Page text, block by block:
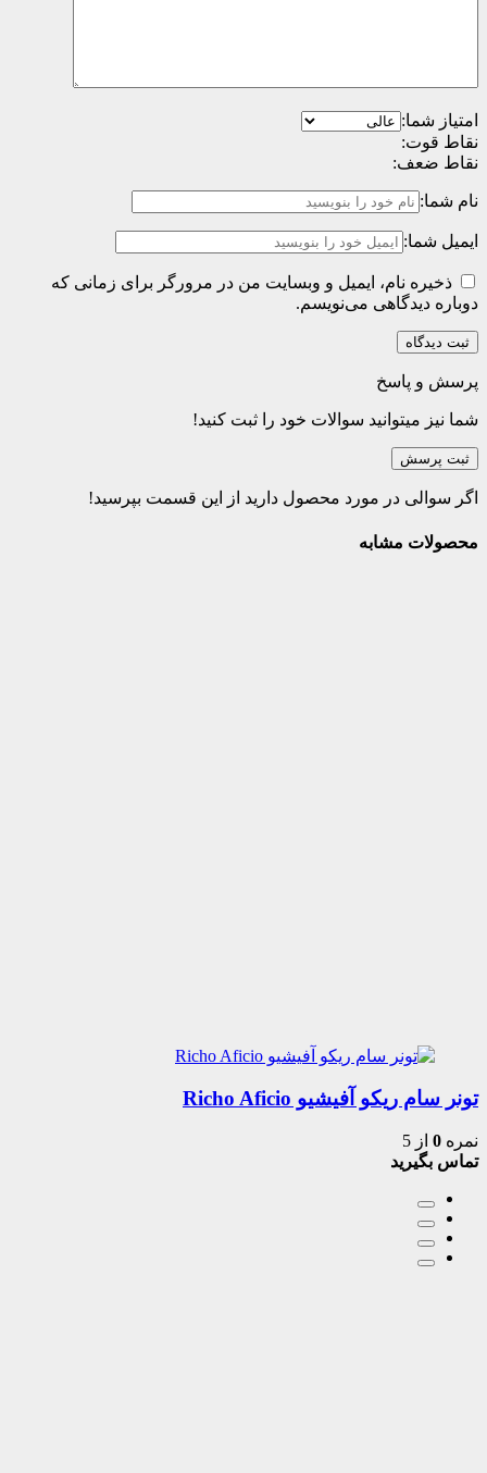
امتیاز شما:
نقاط قوت:
نقاط ضعف:
نام شما:
ایمیل شما:
ذخیره نام، ایمیل و وبسایت من در مرورگر برای زمانی که
دوباره دیدگاهی می‌نویسم.
پرسش و پاسخ
شما نیز میتوانید سوالات خود را ثبت کنید!
ثبت پرسش
اگر سوالی در مورد محصول دارید از این قسمت بپرسید!
محصولات مشابه
تونر سام ریکو آفیشیو Richo Aficio
نمره 0 از 5
تماس بگیرید